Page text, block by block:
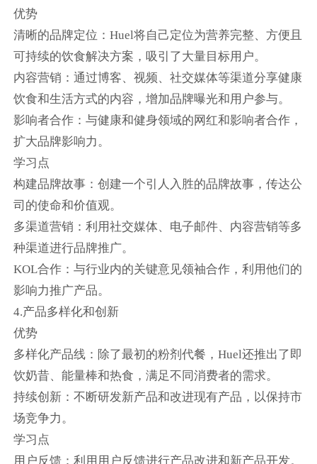
优势
清晰的品牌定位：Huel将自己定位为营养完整、方便且
可持续的饮食解决方案，吸引了大量目标用户。
内容营销：通过博客、视频、社交媒体等渠道分享健康
饮食和生活方式的内容，增加品牌曝光和用户参与。
影响者合作：与健康和健身领域的网红和影响者合作，
扩大品牌影响力。
学习点
构建品牌故事：创建一个引人入胜的品牌故事，传达公
司的使命和价值观。
多渠道营销：利用社交媒体、电子邮件、内容营销等多
种渠道进行品牌推广。
KOL合作：与行业内的关键意见领袖合作，利用他们的
影响力推广产品。
4.产品多样化和创新
优势
多样化产品线：除了最初的粉剂代餐，Huel还推出了即
饮奶昔、能量棒和热食，满足不同消费者的需求。
持续创新：不断研发新产品和改进现有产品，以保持市
场竞争力。
学习点
用户反馈：利用用户反馈进行产品改进和新产品开发。